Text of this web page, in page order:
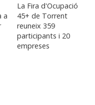
a
La Fira d'Ocupació
45+ de Torrent
reuneix 359
participants i 20
empreses